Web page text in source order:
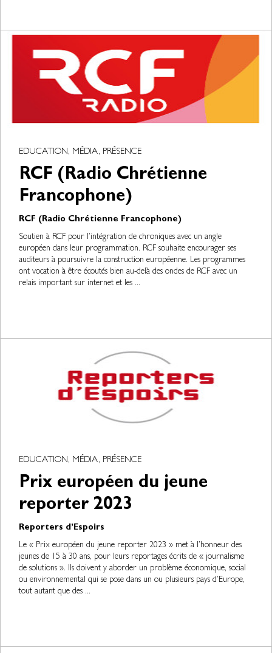
EDUCATION, MÉDIA, PRÉSENCE
RCF (Radio Chrétienne
Francophone)
RCF (Radio Chrétienne Francophone)
Soutien à RCF pour l’intégration de chroniques avec un angle
européen dans leur programmation. RCF souhaite encourager ses
auditeurs à poursuivre la construction européenne. Les programmes
ont vocation à être écoutés bien au-delà des ondes de RCF avec un
relais important sur internet et les ...
EDUCATION, MÉDIA, PRÉSENCE
Prix européen du jeune
reporter 2023
Reporters d’Espoirs
Le « Prix européen du jeune reporter 2023 » met à l’honneur des
jeunes de 15 à 30 ans, pour leurs reportages écrits de « journalisme
de solutions ». Ils doivent y aborder un problème économique, social
ou environnemental qui se pose dans un ou plusieurs pays d’Europe,
tout autant que des ...